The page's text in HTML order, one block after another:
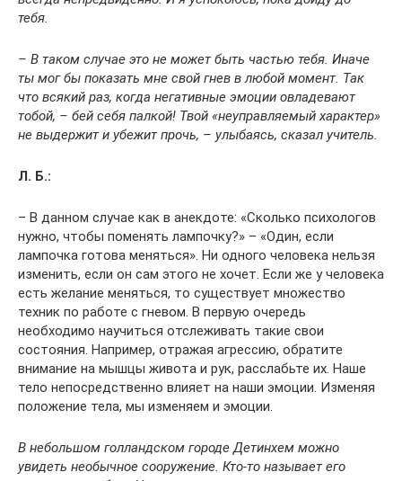
тебя.
– В таком случае это не может быть частью тебя. Иначе
ты мог бы показать мне свой гнев в любой момент. Так
что всякий раз, когда негативные эмоции овладевают
тобой, – бей себя палкой! Твой «неуправляемый характер»
не выдержит и убежит прочь, – улыбаясь, сказал учитель.
Л. Б.:
– В данном случае как в анекдоте: «Сколько психологов
нужно, чтобы поменять лампочку?» – «Один, если
лампочка готова меняться». Ни одного человека нельзя
изменить, если он сам этого не хочет. Если же у человека
есть желание меняться, то существует множество
техник по работе с гневом. В первую очередь
необходимо научиться отслеживать такие свои
состояния. Например, отражая агрессию, обратите
внимание на мышцы живота и рук, расслабьте их. Наше
тело непосредственно влияет на наши эмоции. Изменяя
положение тела, мы изменяем и эмоции.
В небольшом голландском городе Детинхем можно
увидеть необычное сооружение. Кто-то называет его